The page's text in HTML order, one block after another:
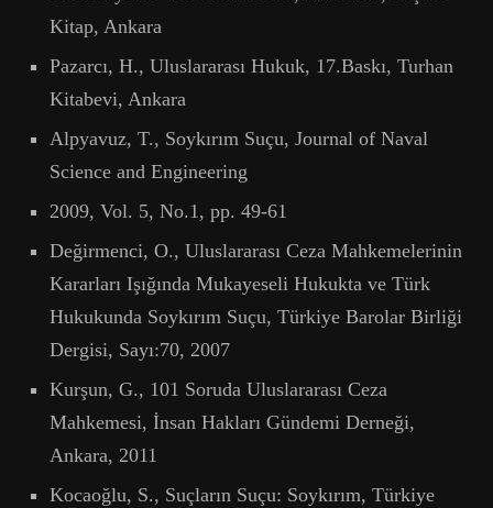
Kitap, Ankara
Pazarcı, H., Uluslararası Hukuk, 17.Baskı, Turhan
Kitabevi, Ankara
Alpyavuz, T., Soykırım Suçu, Journal of Naval
Science and Engineering
2009, Vol. 5, No.1, pp. 49-61
Değirmenci, O., Uluslararası Ceza Mahkemelerinin
Kararları Işığında Mukayeseli Hukukta ve Türk
Hukukunda Soykırım Suçu, Türkiye Barolar Birliği
Dergisi, Sayı:70, 2007
Kurşun, G., 101 Soruda Uluslararası Ceza
Mahkemesi, İnsan Hakları Gündemi Derneği,
Ankara, 2011
Kocaoğlu, S., Suçların Suçu: Soykırım, Türkiye